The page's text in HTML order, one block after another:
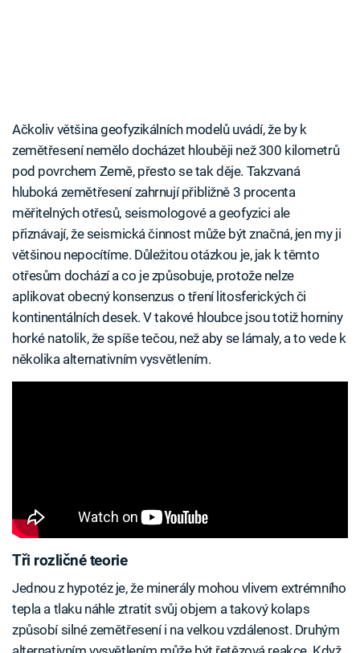
Ačkoliv většina geofyzikálních modelů uvádí, že by k
zemětřesení nemělo docházet hlouběji než 300 kilometrů
pod povrchem Země, přesto se tak děje. Takzvaná
hluboká zemětřesení zahrnují přibližně 3 procenta
měřitelných otřesů, seismologové a geofyzici ale
přiznávají, že seismická činnost může být značná, jen my ji
většinou nepocítíme. Důležitou otázkou je, jak k těmto
otřesům dochází a co je způsobuje, protože nelze
aplikovat obecný konsenzus o tření litosferických či
kontinentálních desek. V takové hloubce jsou totiž horniny
horké natolik, že spíše tečou, než aby se lámaly, a to vede k
několika alternativním vysvětlením.
Tři rozličné teorie
Jednou z hypotéz je, že minerály mohou vlivem extrémního
tepla a tlaku náhle ztratit svůj objem a takový kolaps
způsobí silné zemětřesení i na velkou vzdálenost. Druhým